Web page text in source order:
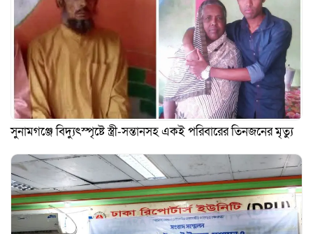
সুনামগঞ্জে বিদ্যুৎস্পৃষ্টে স্ত্রী-সন্তানসহ একই পরিবারের তিনজনের মৃত্যু